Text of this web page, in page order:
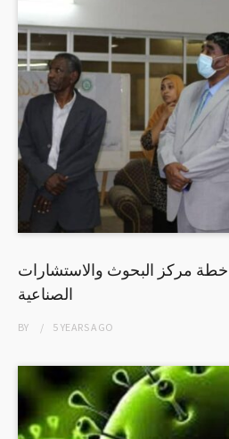
مركز البحوث والاستشارات
الصناعية
BY 5 YEARSAGO